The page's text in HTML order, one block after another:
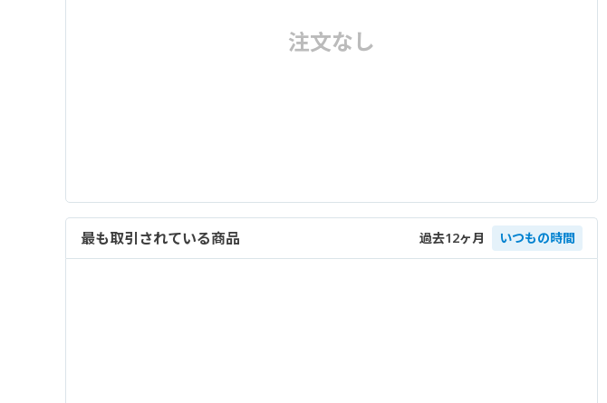
注文なし
最も取引されている商品 過去12ヶ月 いつもの時間